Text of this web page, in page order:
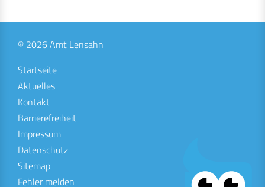
© 2026 Amt Lensahn
Startseite
Aktuelles
Kontakt
Barrierefreiheit
Impressum
Datenschutz
Sitemap
Fehler melden